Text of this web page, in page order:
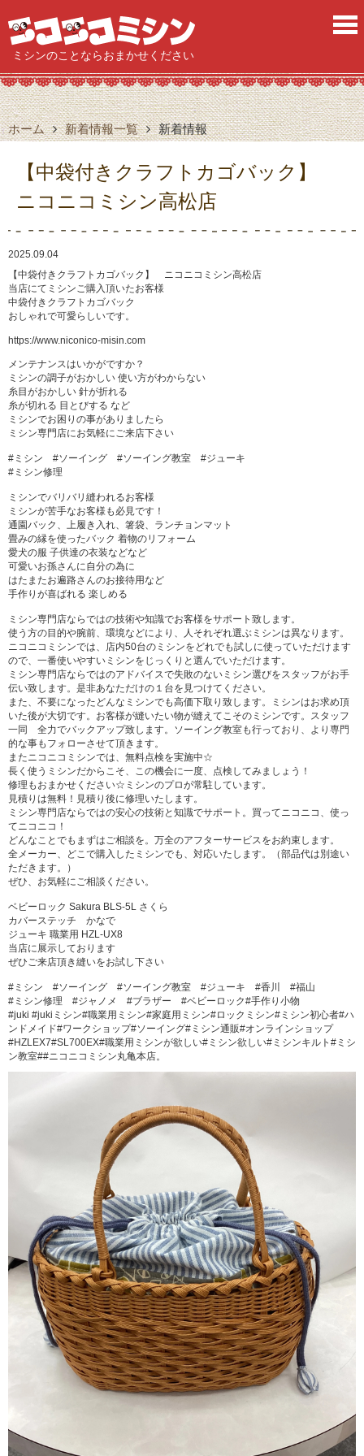
ニ
ミシンのことならおまかせください
ホーム 新着情報一覧 新着情報
【中袋付きクラフトカゴバック】
ニコニコミシン高松店
2025.09.04
【中袋付きクラフトカゴバック】 ニコニコミシン高松店
当店にてミシンご購入頂いたお客様
中袋付きクラフトカゴバック
おしゃれで可愛らしいです。
https://www.niconico-misin.com
メンテナンスはいかがですか？
ミシンの調子がおかしい 使い方がわからない
糸目がおかしい 針が折れる
糸が切れる 目とびする など
ミシンでお困りの事がありましたら
ミシン専門店にお気軽にご来店下さい
#ミシン #ソーイング #ソーイング教室 #ジューキ
#ミシン修理
ミシンでバリバリ縫われるお客様
ミシンが苦手なお客様も必見です！
通園バック、上履き入れ、箸袋、ランチョンマット
畳みの縁を使ったバック 着物のリフォーム
愛犬の服 子供達の衣装などなど
可愛いお孫さんに自分の為に
はたまたお遍路さんのお接待用など
手作りが喜ばれる 楽しめる
ミシン専門店ならではの技術や知識でお客様をサポート致します。
使う方の目的や腕前、環境などにより、人それぞれ選ぶミシンは異なります。
ニコニコミシンでは、店内50台のミシンをどれでも試しに使っていただけます
ので、一番使いやすいミシンをじっくりと選んでいただけます。
ミシン専門店ならではのアドバイスで失敗のないミシン選びをスタッフがお手
伝い致します。是非あなただけの１台を見つけてください。
また、不要になったどんなミシンでも高価下取り致します。ミシンはお求め頂
いた後が大切です。お客様が縫いたい物が縫えてこそのミシンです。スタッフ
一同 全力でバックアップ致します。ソーイング教室も行っており、より専門
的な事もフォローさせて頂きます。
またニコニコミシンでは、無料点検を実施中☆
長く使うミシンだからこそ、この機会に一度、点検してみましょう！
修理もおまかせください☆ミシンのプロが常駐しています。
見積りは無料！見積り後に修理いたします。
ミシン専門店ならではの安心の技術と知識でサポート。買ってニコニコ、使っ
てニコニコ！
どんなことでもまずはご相談を。万全のアフターサービスをお約束します。
全メーカー、どこで購入したミシンでも、対応いたします。（部品代は別途い
ただきます。）
ぜひ、お気軽にご相談ください。
ベビーロック Sakura BLS-5L さくら
カバーステッチ かなで
ジューキ 職業用 HZL-UX8
当店に展示しております
ぜひご来店頂き縫いをお試し下さい
#ミシン #ソーイング #ソーイング教室 #ジューキ #香川 #福山
#ミシン修理 #ジャノメ #ブラザー #ベビーロック#手作り小物
#juki #jukiミシン#職業用ミシン#家庭用ミシン#ロックミシン#ミシン初心者#ハ
ンドメイド#ワークショップ#ソーイング#ミシン通販#オンラインショップ
#HZLEX7#SL700EX#職業用ミシンが欲しい#ミシン欲しい#ミシンキルト#ミシ
ン教室##ニコニコミシン丸亀本店。